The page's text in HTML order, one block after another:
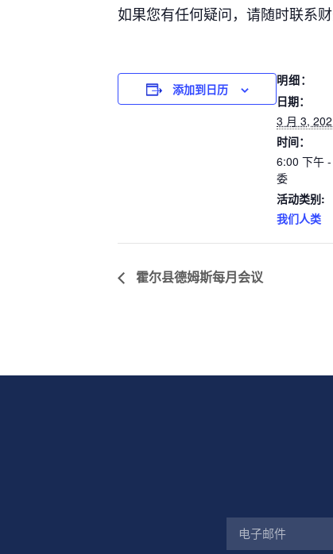
如果您有任何疑问，请随时联系
添加到日历
明细：
日期：
3 月 3,
时间：
6:00 下午
委
活动类别:
我们人类
霍尔县德姆斯每月会议